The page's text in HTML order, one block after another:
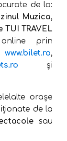
de la:
Muzica,
TRAVEL
prin
www.bilet.ro,
și
orașe
de la
sau